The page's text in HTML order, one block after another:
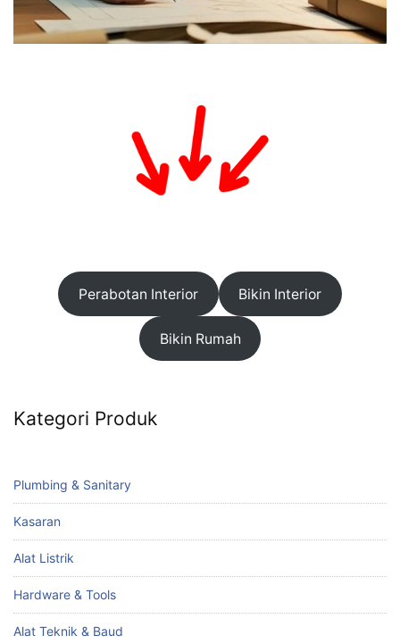
Perabotan Interior Bikin Interior
Bikin Rumah
Kategori Produk
Plumbing & Sanitary
Kasaran
Alat Listrik
Hardware & Tools
Alat Teknik & Baud